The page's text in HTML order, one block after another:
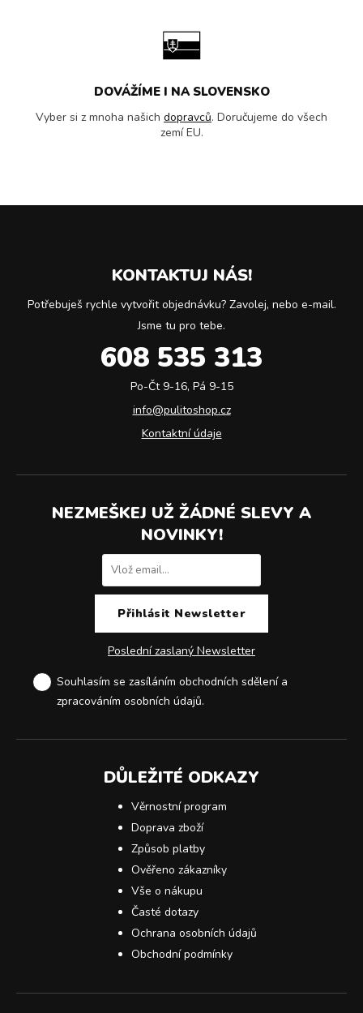
DOVÁŽÍME I NA SLOVENSKO
Vyber si z mnoha našich dopravců. Doručujeme do všech
zemí EU.
KONTAKTUJ NÁS!
Potřebuješ rychle vytvořit objednávku? Zavolej, nebo e-mail.
Jsme tu pro tebe.
608 535 313
Po-Čt 9-16, Pá 9-15
info@pulitoshop.cz
Kontaktní údaje
NEZMEŠKEJ UŽ ŽÁDNÉ SLEVY A
NOVINKY!
Poslední zaslaný Newsletter
Souhlasím se zasíláním obchodních sdělení a
zpracováním osobních údajů.
DŮLEŽITÉ ODKAZY
Věrnostní program
Doprava zboží
Způsob platby
Ověřeno zákazníky
Vše o nákupu
Časté dotazy
Ochrana osobních údajů
Obchodní podmínky